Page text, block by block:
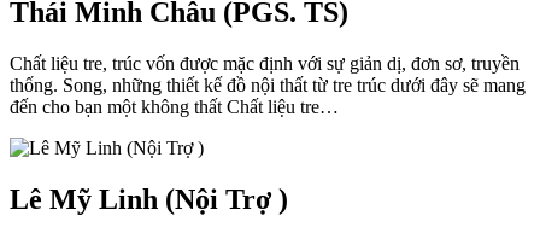
Thái Minh Châu (PGS. TS)
Chất liệu tre, trúc vốn được mặc định với sự giản dị, đơn sơ, truyền
thống. Song, những thiết kế đồ nội thất từ tre trúc dưới đây sẽ mang
đến cho bạn một không thất Chất liệu tre…
Lê Mỹ Linh (Nội Trợ )